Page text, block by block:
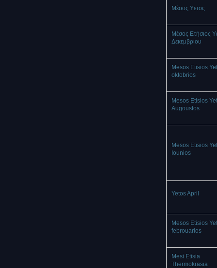
Mέσος Υετος
Μέσος Ετήσιος
Δεκεμβρίου
Mesos Etisios
oktobrios
Mesos Etisios
Augoustos
Mesos Etisios
Iounios
Yetos April
Mesos Etisios
febrouarios
Mesi Etisia
Thermokrasia